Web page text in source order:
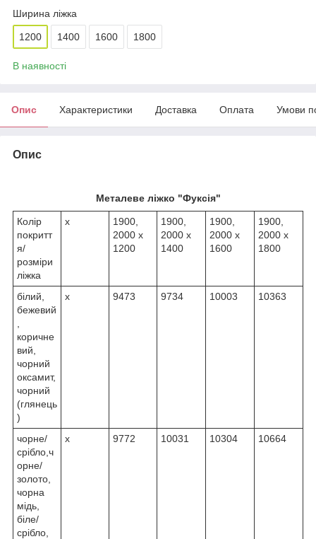
Ширина ліжка
1200 1400 1600 1800
В наявності
Опис Характеристики Доставка Оплата Умови
Опис
Металеве ліжко "Фуксія"
Колір
покритт
я/
розміри
ліжка
х
1900,
2000 х
1200
1900,
2000 х
1400
1900,
2000 х
1600
1900,
2000 х
1800
білий,
бежевий
коричне
вий,
чорний
оксамит,
чорний
(глянець
)
х 9473 9734 10003 10363
чорне/
срібло,ч
орне/
золото,
чорна
мідь,
біле/
срібло,
х 9772 10031 10304 10664